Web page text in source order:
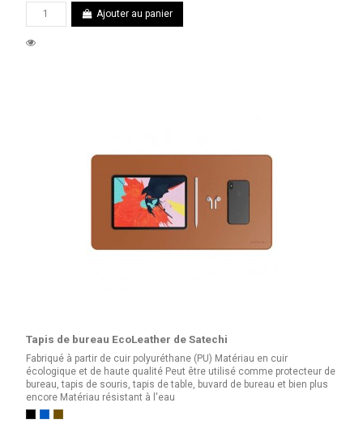
Ajouter au panier
Tapis de bureau EcoLeather de Satechi
Fabriqué à partir de cuir polyuréthane (PU) Matériau en cuir
écologique et de haute qualité Peut être utilisé comme protecteur de
bureau, tapis de souris, tapis de table, buvard de bureau et bien plus
encore Matériau résistant à l'eau
NoirBleu marine
Marron